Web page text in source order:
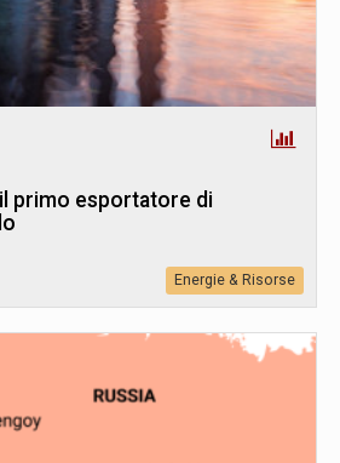
primo esportatore di
Energie & Risorse